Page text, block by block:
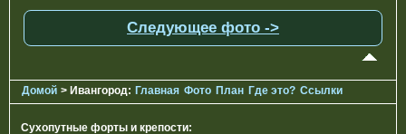
Следующее фото ->
Домой > Ивангород: Главная Фото План Где это? Ссылки
Сухопутные форты и крепости: